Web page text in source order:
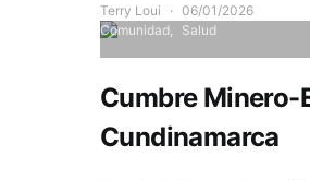
Terry Loui
06/01/2026
Comunidad
Salud
Cumbre Minero-
Cundinamarca